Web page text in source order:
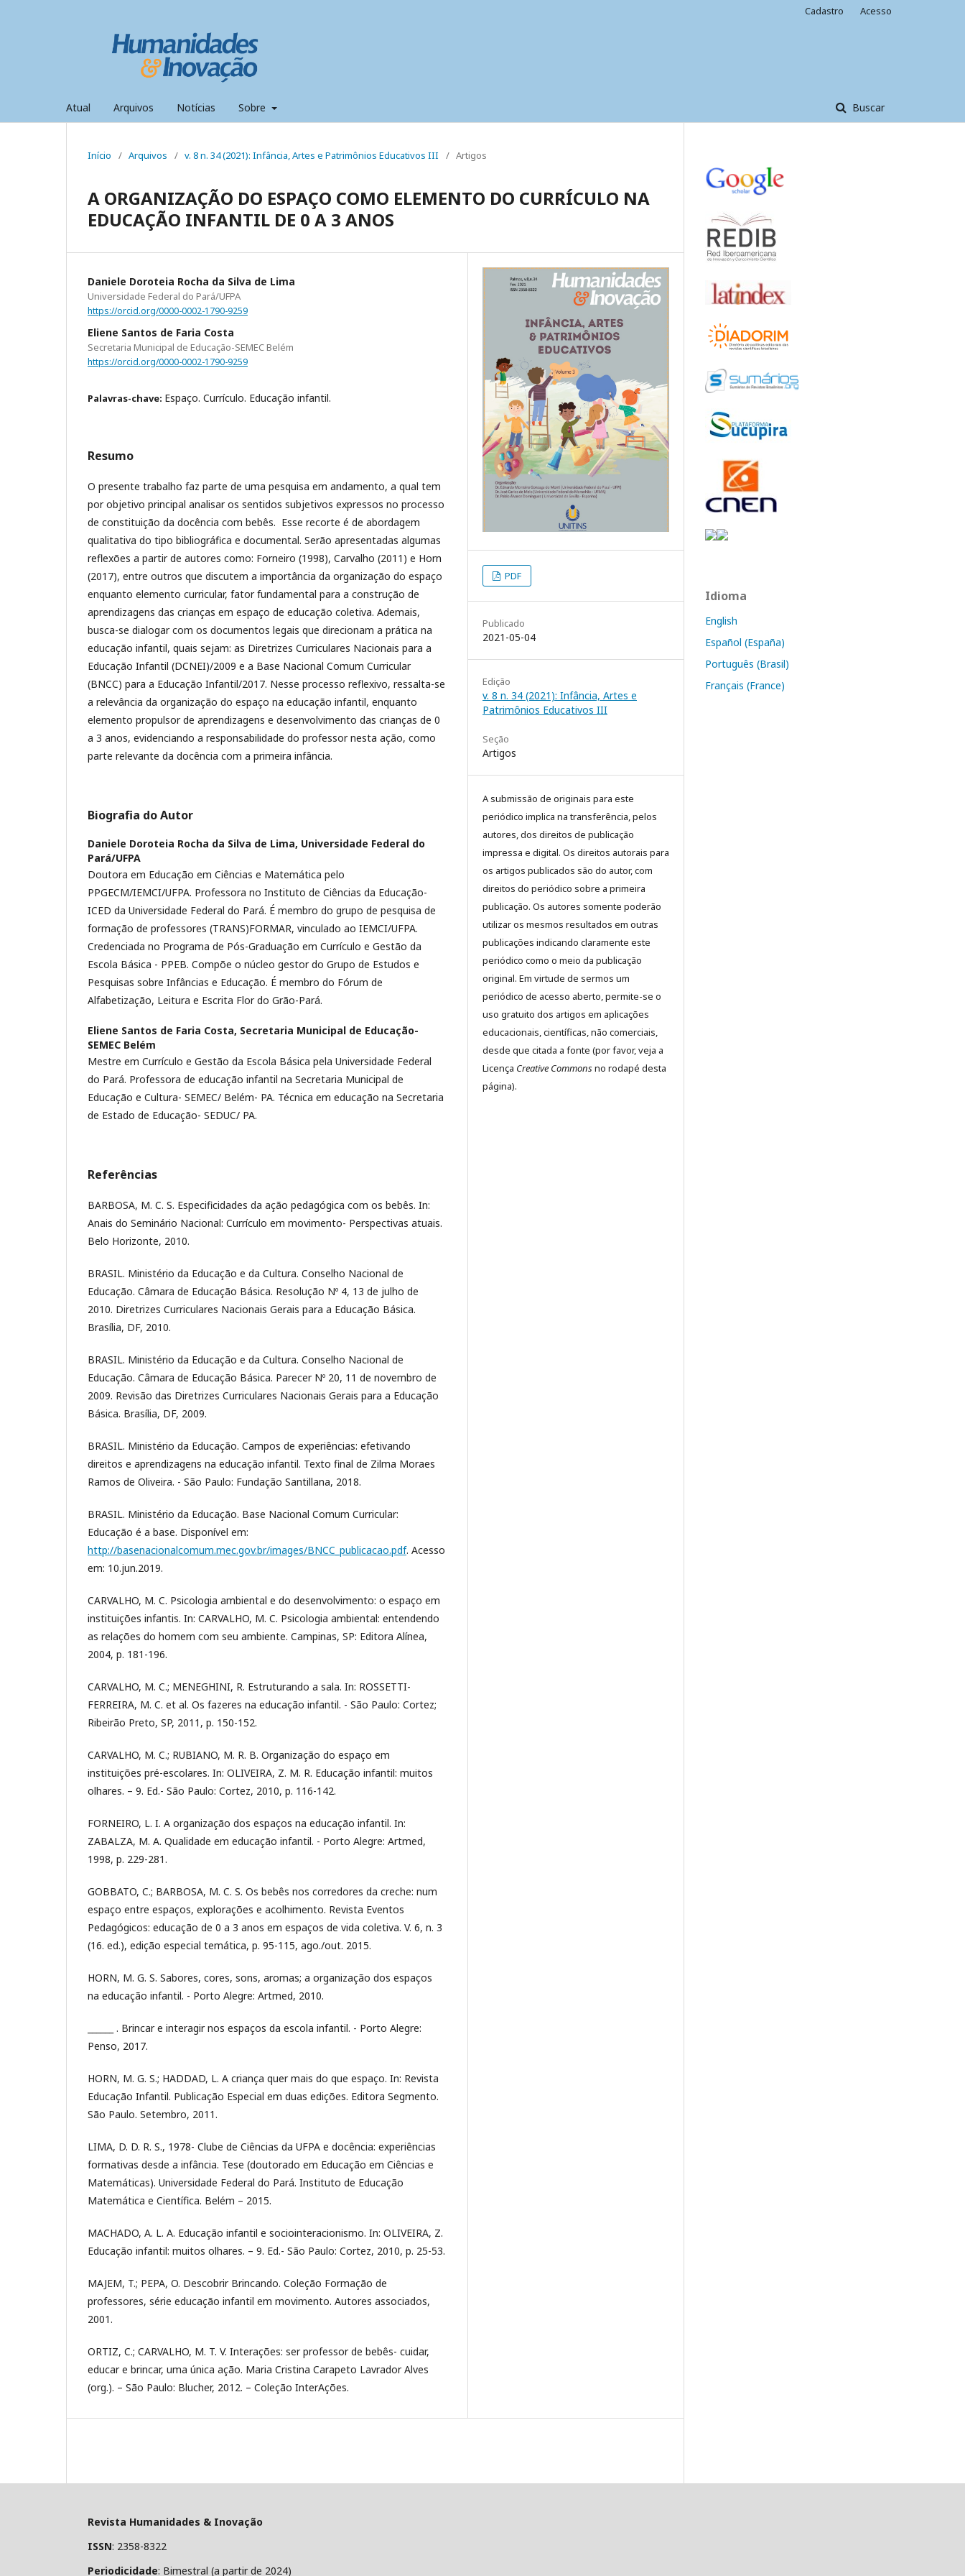
Atual Arquivos Notícias Sobre Buscar
Cadastro Acesso
Início / Arquivos / v. 8 n. 34 (2021): Infância, Artes e Patrimônios Educativos III / Artigos
A ORGANIZAÇÃO DO ESPAÇO COMO ELEMENTO DO CURRÍCULO NA
EDUCAÇÃO INFANTIL DE 0 A 3 ANOS
Daniele Doroteia Rocha da Silva de Lima
Universidade Federal do Pará/UFPA
https://orcid.org/0000-0002-1790-9259
Eliene Santos de Faria Costa
Secretaria Municipal de Educação-SEMEC Belém
https://orcid.org/0000-0002-1790-9259
Palavras-chave: Espaço. Currículo. Educação infantil.
Resumo
O presente trabalho faz parte de uma pesquisa em andamento, a qual tem
por objetivo principal analisar os sentidos subjetivos expressos no processo
de constituição da docência com bebês. Esse recorte é de abordagem
qualitativa do tipo bibliográfica e documental. Serão apresentadas algumas
reflexões a partir de autores como: Forneiro (1998), Carvalho (2011) e Horn
(2017), entre outros que discutem a importância da organização do espaço
enquanto elemento curricular, fator fundamental para a construção de
aprendizagens das crianças em espaço de educação coletiva. Ademais,
busca-se dialogar com os documentos legais que direcionam a prática na
educação infantil, quais sejam: as Diretrizes Curriculares Nacionais para a
Educação Infantil (DCNEI)/2009 e a Base Nacional Comum Curricular
(BNCC) para a Educação Infantil/2017. Nesse processo reflexivo, ressalta-se
a relevância da organização do espaço na educação infantil, enquanto
elemento propulsor de aprendizagens e desenvolvimento das crianças de 0
a 3 anos, evidenciando a responsabilidade do professor nesta ação, como
parte relevante da docência com a primeira infância.
Biografia do Autor
Daniele Doroteia Rocha da Silva de Lima, Universidade Federal do
Pará/UFPA
Doutora em Educação em Ciências e Matemática pelo
PPGECM/IEMCI/UFPA. Professora no Instituto de Ciências da Educação-
ICED da Universidade Federal do Pará. É membro do grupo de pesquisa de
formação de professores (TRANS)FORMAR, vinculado ao IEMCI/UFPA.
Credenciada no Programa de Pós-Graduação em Currículo e Gestão da
Escola Básica - PPEB. Compõe o núcleo gestor do Grupo de Estudos e
Pesquisas sobre Infâncias e Educação. É membro do Fórum de
Alfabetização, Leitura e Escrita Flor do Grão-Pará.
Eliene Santos de Faria Costa, Secretaria Municipal de Educação-
SEMEC Belém
Mestre em Currículo e Gestão da Escola Básica pela Universidade Federal
do Pará. Professora de educação infantil na Secretaria Municipal de
Educação e Cultura- SEMEC/ Belém- PA. Técnica em educação na Secretaria
de Estado de Educação- SEDUC/ PA.
Referências
BARBOSA, M. C. S. Especificidades da ação pedagógica com os bebês. In:
Anais do Seminário Nacional: Currículo em movimento- Perspectivas atuais.
Belo Horizonte, 2010.
BRASIL. Ministério da Educação e da Cultura. Conselho Nacional de
Educação. Câmara de Educação Básica. Resolução Nº 4, 13 de julho de
2010. Diretrizes Curriculares Nacionais Gerais para a Educação Básica.
Brasília, DF, 2010.
BRASIL. Ministério da Educação e da Cultura. Conselho Nacional de
Educação. Câmara de Educação Básica. Parecer Nº 20, 11 de novembro de
2009. Revisão das Diretrizes Curriculares Nacionais Gerais para a Educação
Básica. Brasília, DF, 2009.
BRASIL. Ministério da Educação. Campos de experiências: efetivando
direitos e aprendizagens na educação infantil. Texto final de Zilma Moraes
Ramos de Oliveira. - São Paulo: Fundação Santillana, 2018.
BRASIL. Ministério da Educação. Base Nacional Comum Curricular:
Educação é a base. Disponível em:
http://basenacionalcomum.mec.gov.br/images/BNCC_publicacao.pdf. Acesso
em: 10.jun.2019.
CARVALHO, M. C. Psicologia ambiental e do desenvolvimento: o espaço em
instituições infantis. In: CARVALHO, M. C. Psicologia ambiental: entendendo
as relações do homem com seu ambiente. Campinas, SP: Editora Alínea,
2004, p. 181-196.
CARVALHO, M. C.; MENEGHINI, R. Estruturando a sala. In: ROSSETTI-
FERREIRA, M. C. et al. Os fazeres na educação infantil. - São Paulo: Cortez;
Ribeirão Preto, SP, 2011, p. 150-152.
CARVALHO, M. C.; RUBIANO, M. R. B. Organização do espaço em
instituições pré-escolares. In: OLIVEIRA, Z. M. R. Educação infantil: muitos
olhares. – 9. Ed.- São Paulo: Cortez, 2010, p. 116-142.
FORNEIRO, L. I. A organização dos espaços na educação infantil. In:
ZABALZA, M. A. Qualidade em educação infantil. - Porto Alegre: Artmed,
1998, p. 229-281.
GOBBATO, C.; BARBOSA, M. C. S. Os bebês nos corredores da creche: num
espaço entre espaços, explorações e acolhimento. Revista Eventos
Pedagógicos: educação de 0 a 3 anos em espaços de vida coletiva. V. 6, n. 3
(16. ed.), edição especial temática, p. 95-115, ago./out. 2015.
HORN, M. G. S. Sabores, cores, sons, aromas; a organização dos espaços
na educação infantil. - Porto Alegre: Artmed, 2010.
______ . Brincar e interagir nos espaços da escola infantil. - Porto Alegre:
Penso, 2017.
HORN, M. G. S.; HADDAD, L. A criança quer mais do que espaço. In: Revista
Educação Infantil. Publicação Especial em duas edições. Editora Segmento.
São Paulo. Setembro, 2011.
LIMA, D. D. R. S., 1978- Clube de Ciências da UFPA e docência: experiências
formativas desde a infância. Tese (doutorado em Educação em Ciências e
Matemáticas). Universidade Federal do Pará. Instituto de Educação
Matemática e Científica. Belém – 2015.
MACHADO, A. L. A. Educação infantil e sociointeracionismo. In: OLIVEIRA, Z.
Educação infantil: muitos olhares. – 9. Ed.- São Paulo: Cortez, 2010, p. 25-53.
MAJEM, T.; PEPA, O. Descobrir Brincando. Coleção Formação de
professores, série educação infantil em movimento. Autores associados,
2001.
ORTIZ, C.; CARVALHO, M. T. V. Interações: ser professor de bebês- cuidar,
educar e brincar, uma única ação. Maria Cristina Carapeto Lavrador Alves
(org.). – São Paulo: Blucher, 2012. – Coleção InterAções.
PDF
Publicado
2021-05-04
Edição
v. 8 n. 34 (2021): Infância, Artes e
Patrimônios Educativos III
Seção
Artigos
A submissão de originais para este
periódico implica na transferência, pelos
autores, dos direitos de publicação
impressa e digital. Os direitos autorais para
os artigos publicados são do autor, com
direitos do periódico sobre a primeira
publicação. Os autores somente poderão
utilizar os mesmos resultados em outras
publicações indicando claramente este
periódico como o meio da publicação
original. Em virtude de sermos um
periódico de acesso aberto, permite-se o
uso gratuito dos artigos em aplicações
educacionais, científicas, não comerciais,
desde que citada a fonte (por favor, veja a
Licença Creative Commonsno rodapé desta
página).
Idioma
English
Español (España)
Português (Brasil)
Français (France)
Revista Humanidades & Inovação
ISSN: 2358-8322
Periodicidade: Bimestral (a partir de 2024)